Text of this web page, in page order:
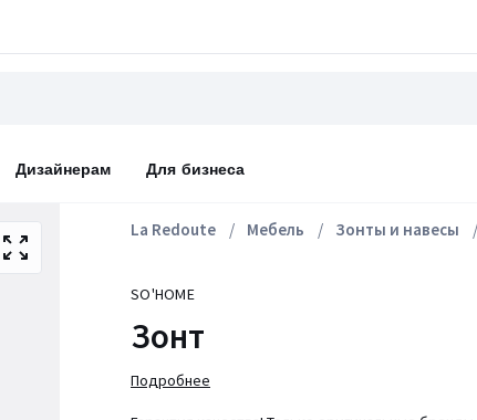
Дизайнерам Для бизнеса
La Redoute Мебель Зонты и навесы
SO'HOME
Зонт
Подробнее